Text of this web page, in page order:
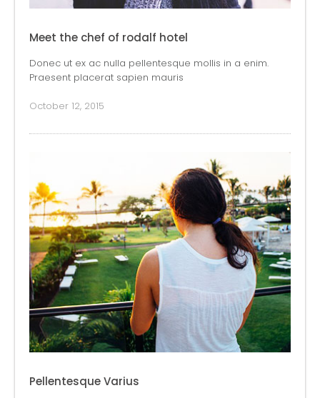
Meet the chef of rodalf hotel
Donec ut ex ac nulla pellentesque mollis in a enim.
Praesent placerat sapien mauris
October 12, 2015
Pellentesque Varius